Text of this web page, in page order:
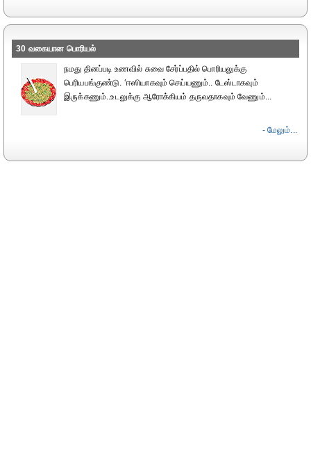
30 வகையான பொரியல்
நமது தினப்படி உணவில் சுவை சேர்ப்பதில் பொரியலுக்கு
பெரியபங்குண்டு. ‘ஈஸியாகவும் செய்யணும்.. டேஸ்டாகவும்
இருக்கணும்..உடலுக்கு ஆரோக்கியம் தருவதாகவும் வேணும்...
- மேலும்...